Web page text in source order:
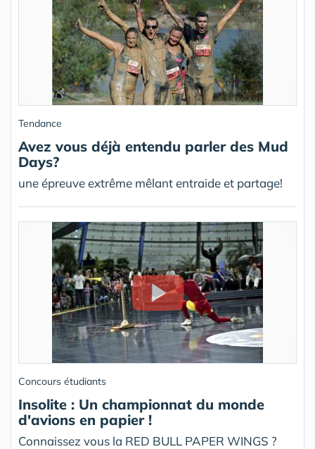
Tendance
Avez vous déjà entendu parler des Mud
Days?
une épreuve extrême mêlant entraide et partage!
Concours étudiants
Insolite : Un championnat du monde
d'avions en papier !
Connaissez vous la RED BULL PAPER WINGS ?